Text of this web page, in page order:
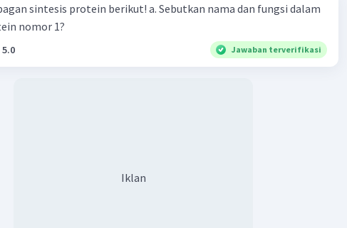
protein berikut! a. Sebutkan nama dan fungsi dalam
nomor 1?
5.0 Jawaban terverifikasi
Iklan